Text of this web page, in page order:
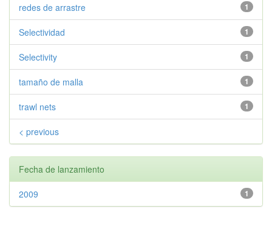
1
redes de arrastre
1
Selectividad
1
Selectivity
1
tamaño de malla
1
trawl nets
< previous
Fecha de lanzamiento
1
2009